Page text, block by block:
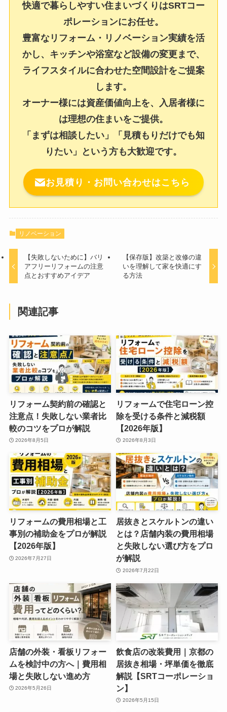
快適で暮らしやすい住まいづくりはSRTコー
ポレーションにお任せ。
豊富なリフォーム・リノベーション実績を活
かし、キッチンや浴室など設備の変更まで、
ライフスタイルに合わせた空間設計をご提案
します。
オーナー様には資産価値向上を、入居者様に
は理想の住まいをご提供。
「まずは相談したい」「見積もりだけでも知
りたい」という方も大歓迎です。
お見積り・お問い合わせはこちら
リノベーション
【失敗しないために】バリ
アフリーリフォームの注意
点とおすすめアイデア
【保存版】改築と改修の違
いを理解して家を快適にす
る方法
関連記事
リフォーム契約前の確認と
注意点！失敗しない業者比
較のコツをプロが解説
2026年8月5日
リフォームで住宅ローン控
除を受ける条件と減税額
【2026年版】
2026年8月3日
リフォームの費用相場と工
事別の補助金をプロが解説
【2026年版】
2026年7月27日
居抜きとスケルトンの違い
とは？店舗内装の費用相場
と失敗しない選び方をプロ
が解説
2026年7月22日
店舗の外装・看板リフォー
ムを検討中の方へ｜費用相
場と失敗しない進め方
2026年5月26日
飲食店の改装費用｜京都の
居抜き相場・坪単価を徹底
解説【SRTコーポレーショ
ン】
2026年5月15日